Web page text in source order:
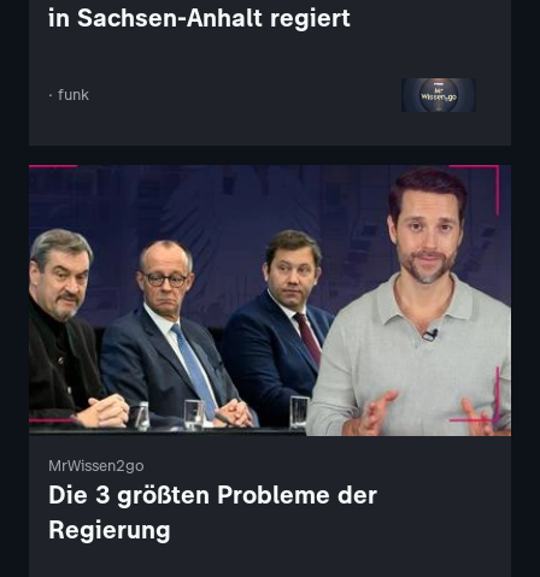
in Sachsen-Anhalt regiert
· funk
MrWissen2go
Die 3 größten Probleme der
Regierung